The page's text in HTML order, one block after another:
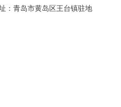
：青岛市黄岛区王台镇驻地